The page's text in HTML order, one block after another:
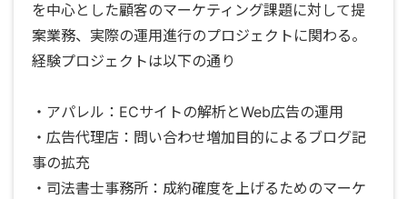
を中心とした顧客のマーケティング課題に対して提
案業務、実際の運用進行のプロジェクトに関わる。
経験プロジェクトは以下の通り
・アパレル：ECサイトの解析とWeb広告の運用
・広告代理店：問い合わせ増加目的によるブログ記
事の拡充
・司法書士事務所：成約確度を上げるためのマーケ